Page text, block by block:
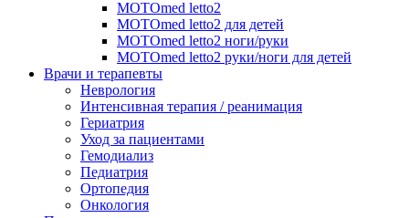
MOTOmed letto2
MOTOmed letto2 для детей
MOTOmed letto2 ноги/руки
MOTOmed letto2 руки/ноги для детей
Врачи и терапевты
Неврология
Интенсивная терапия / реанимация
Гериатрия
Уход за пациентами
Гемодиализ
Педиатрия
Ортопедия
Онкология